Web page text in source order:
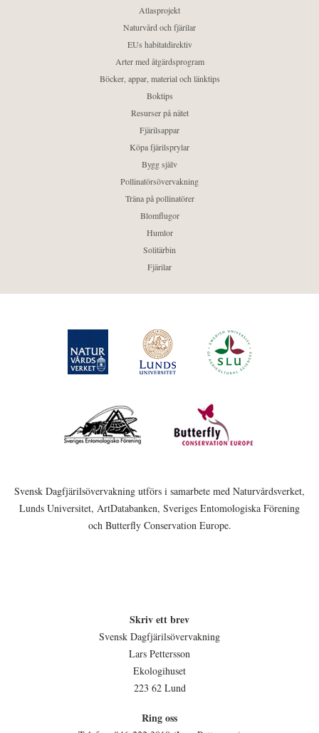
Atlasprojekt
Naturvård och fjärilar
EUs habitatdirektiv
Arter med åtgärdsprogram
Böcker, appar, material och länktips
Boktips
Resurser på nätet
Fjärilsappar
Köpa fjärilsprylar
Bygg själv
Pollinatörsövervakning
Träna på pollinatörer
Blomflugor
Humlor
Solitärbin
Fjärilar
Svensk Dagfjärilsövervakning utförs i samarbete med Naturvårdsverket,
Lunds Universitet, ArtDatabanken, Sveriges Entomologiska Förening
och Butterfly Conservation Europe.
Skriv ett brev
Svensk Dagfjärilsövervakning
Lars Pettersson
Ekologihuset
223 62 Lund
Ring oss